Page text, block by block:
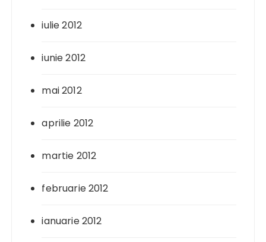
iulie 2012
iunie 2012
mai 2012
aprilie 2012
martie 2012
februarie 2012
ianuarie 2012